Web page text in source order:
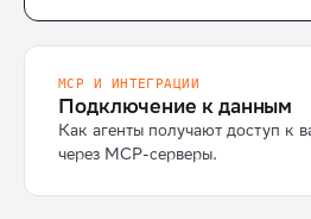
MCP И ИНТЕГРАЦИИ
Подключение к данным
Как агенты получают доступ к
через MCP-серверы.